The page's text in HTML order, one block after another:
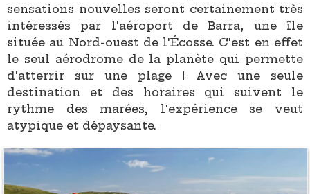
sensations nouvelles seront certainement très
intéressés par l'aéroport de Barra, une île
située au Nord-ouest de l'Écosse. C'est en effet
le seul aérodrome de la planète qui permette
d'atterrir sur une plage ! Avec une seule
destination et des horaires qui suivent le
rythme des marées, l'expérience se veut
atypique et dépaysante.